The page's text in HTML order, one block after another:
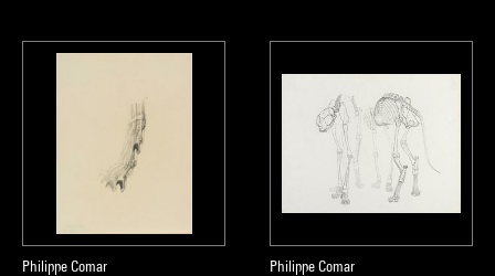
Philippe Comar
Philippe Comar